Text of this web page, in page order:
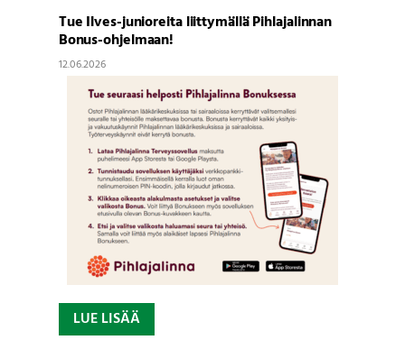
Tue Ilves-junioreita liittymällä Pihlajalinnan
Bonus-ohjelmaan!
12.06.2026
LUE LISÄÄ